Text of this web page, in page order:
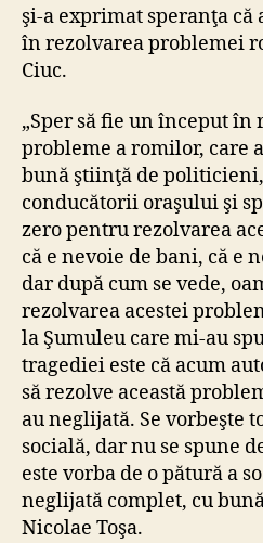
şi-a exprimat speranţa că
în rezolvarea problemei
Ciuc.
„Sper să fie un început în
probleme a romilor, care
bună ştiinţă de
conducătorii oraşului şi
zero pentru rezolvarea
că e nevoie de bani, că e
dar după cum se vede,
rezolvarea acestei
la Şumuleu care mi-au
tragediei este că acum
să rezolve această
au neglijată. Se vorbeşte
socială, dar nu se spune
este vorba de o pătură a
neglijată complet, cu
Nicolae Toşa.